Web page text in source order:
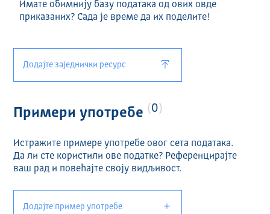
Имате обимнију базу података од ових овде
приказаних? Сада је време да их поделите!
Додајте заједнички ресурс
Примери употребе 0
Истражите примере употребе овог сета података.
Да ли сте користили ове податке? Референцирајте
ваш рад и повећајте своју видљивост.
Додајте пример употребе